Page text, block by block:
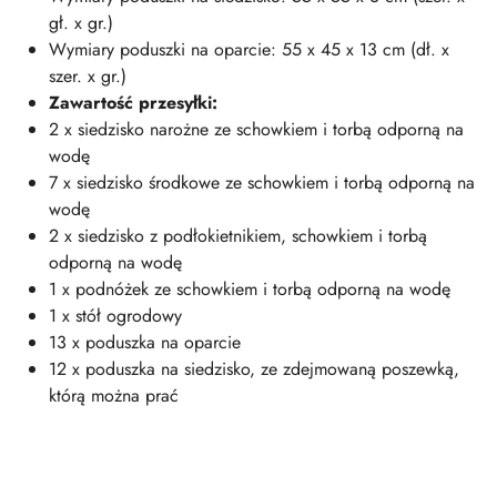
gł. x gr.)
Wymiary poduszki na oparcie: 55 x 45 x 13 cm (dł. x
szer. x gr.)
Zawartość przesyłki:
2 x siedzisko narożne ze schowkiem i torbą odporną na
wodę
7 x siedzisko środkowe ze schowkiem i torbą odporną na
wodę
2 x siedzisko z podłokietnikiem, schowkiem i torbą
odporną na wodę
1 x podnóżek ze schowkiem i torbą odporną na wodę
1 x stół ogrodowy
13 x poduszka na oparcie
12 x poduszka na siedzisko, ze zdejmowaną poszewką,
którą można prać